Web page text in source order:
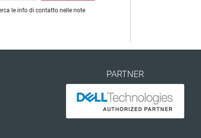
le info di contatto nelle note
PARTNER